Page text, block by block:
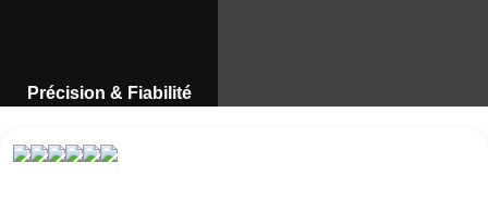
Précision & Fiabilité